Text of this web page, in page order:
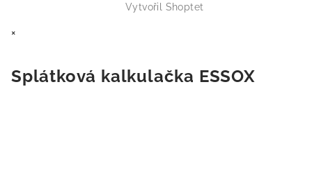
Vytvořil Shoptet
×
Splátková kalkulačka ESSOX